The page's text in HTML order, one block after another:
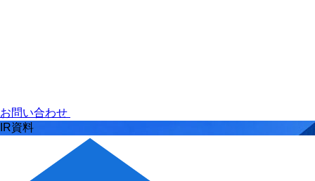
お問い合わせ
IR資料